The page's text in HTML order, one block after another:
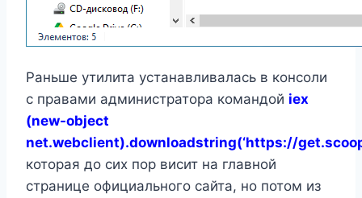
Раньше утилита устанавливалась в консоли
с правами администратора командой iex
(new-object
net.webclient).downloadstring(‘https://
которая до сих пор висит на главной
странице официального сайта, но потом из